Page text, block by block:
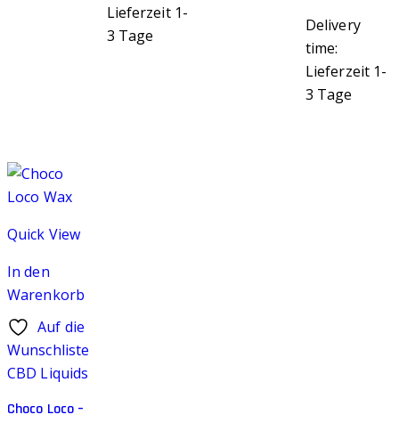
Lieferzeit 1-
3 Tage
Delivery
time:
Lieferzeit 1-
3 Tage
Quick View
In den
Warenkorb
Auf die
Wunschliste
CBD Liquids
Choco Loco –